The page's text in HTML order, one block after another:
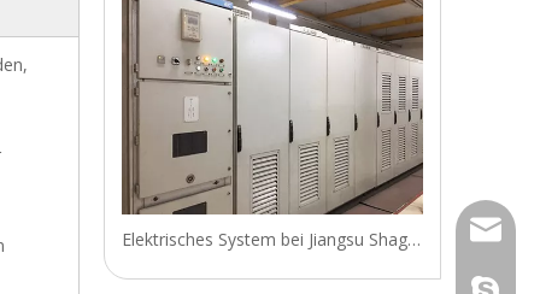
Elektrisches System bei Jiangsu Shagang